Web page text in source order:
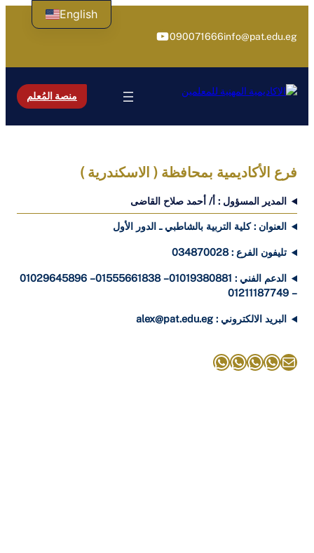
المحتوى
info@pat.edu.eg
090071666يوتيوب
منصة المُعلم
فرع الأكاديمية بمحافظة ( الاسكندرية )
المدير المسؤول : أ/ أحمد صلاح القاضى
العنوان : كلية التربية بالشاطبي ـ الدور الأول
تليفون الفرع : 034870028
الدعم الفني : 01019380881 – 01555661838 – 01029645896
– 01211187749
البريد الالكتروني : alex@pat.edu.eg
بريد واتسابواتسابواتسابواتساب
English